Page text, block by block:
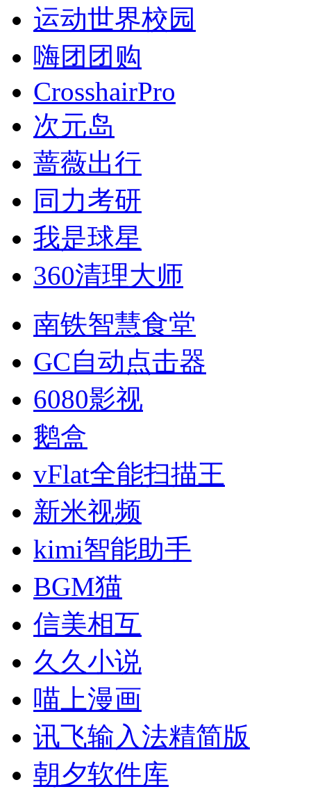
运动世界校园
嗨团团购
CrosshairPro
次元岛
蔷薇出行
同力考研
我是球星
360清理大师
南铁智慧食堂
GC自动点击器
6080影视
鹅盒
vFlat全能扫描王
新米视频
kimi智能助手
BGM猫
信美相互
久久小说
喵上漫画
讯飞输入法精简版
朝夕软件库